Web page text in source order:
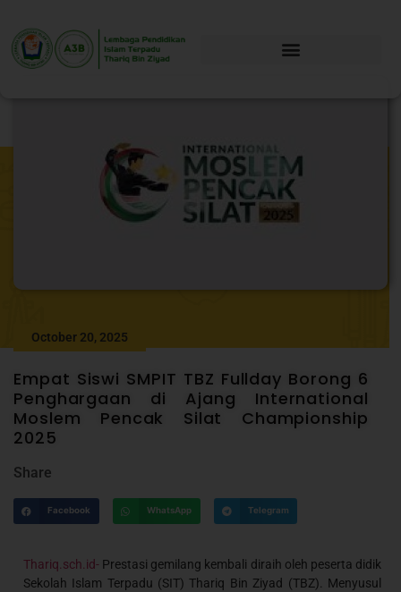
October 20, 2025
Empat Siswi SMPIT TBZ Fullday Borong 6
Penghargaan di Ajang International
Moslem Pencak Silat Championship
2025
Share
Facebook WhatsApp Telegram
Thariq.sch.id- Prestasi gemilang kembali diraih oleh peserta didik
Sekolah Islam Terpadu (SIT) Thariq Bin Ziyad (TBZ). Menyusul